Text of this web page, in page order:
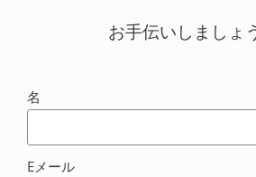
お手伝いしましょ
名
Eメール